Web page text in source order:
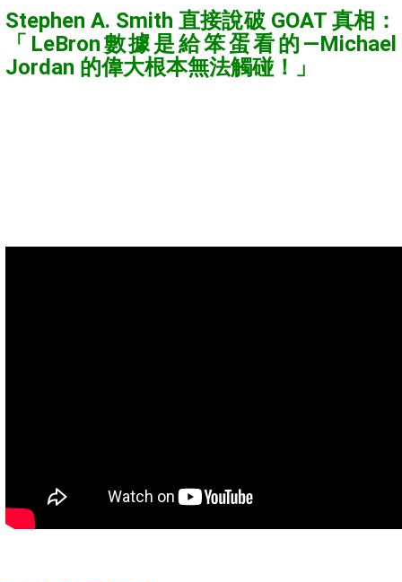
Stephen A. Smith 直接說破 GOAT 真相：
「LeBron數據是給笨蛋看的—Michael
Jordan 的偉大根本無法觸碰！」